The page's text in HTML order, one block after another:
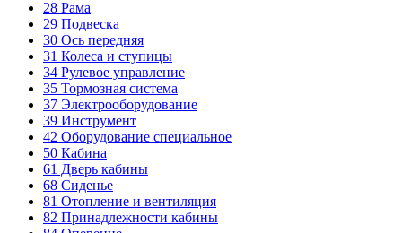
28 Рама
29 Подвеска
30 Ось передняя
31 Колеса и ступицы
34 Рулевое управление
35 Тормозная система
37 Электрооборудование
39 Инструмент
42 Оборудование специальное
50 Кабина
61 Дверь кабины
68 Сиденье
81 Отопление и вентиляция
82 Принадлежности кабины